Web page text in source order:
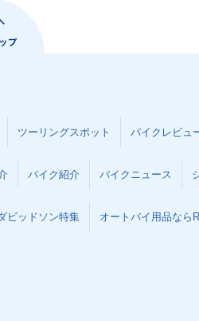
ツーリングスポット バイクレビュ
バイク紹介 バイクニュース
ビッドソン特集 オートバイ用品なら